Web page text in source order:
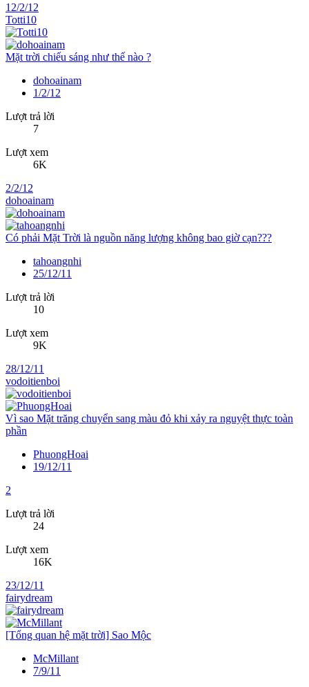
12/2/12
Totti10
Mặt trời chiếu sáng như thế nào ?
dohoainam
1/2/12
Lượt trả lời
7
Lượt xem
6K
2/2/12
dohoainam
Có phải Mặt Trời là nguồn năng lượng không bao giờ cạn???
tahoangnhi
25/12/11
Lượt trả lời
10
Lượt xem
9K
28/12/11
vodoitienboi
Vì sao Mặt trăng chuyển sang màu đỏ khi xảy ra nguyệt thực toàn
phần
PhuongHoai
19/12/11
2
Lượt trả lời
24
Lượt xem
16K
23/12/11
fairydream
[Tổng quan hệ mặt trời] Sao Mộc
McMillant
7/9/11